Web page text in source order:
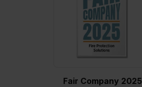
Fair Company 2025